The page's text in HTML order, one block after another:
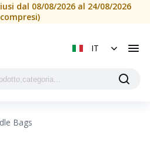
dal 08/08/2026 al 24/08/2026
IT
Bags